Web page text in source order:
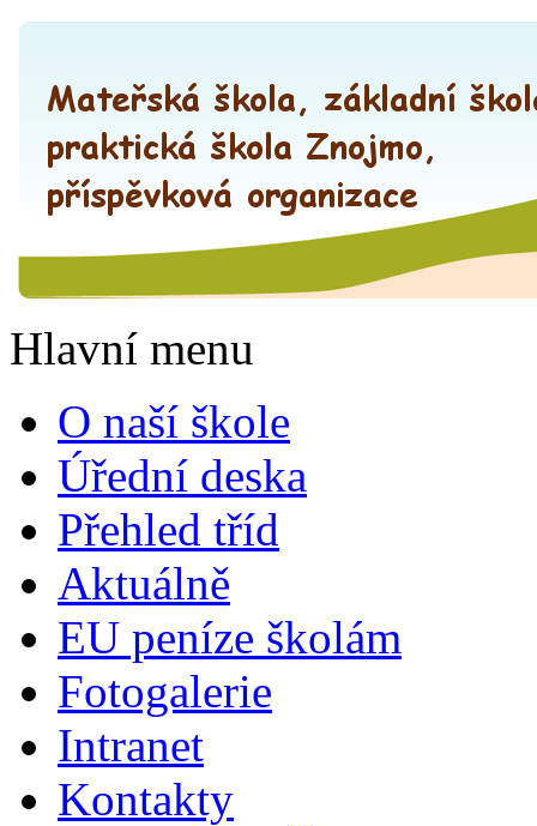
Hlavní menu
O naší škole
Úřední deska
Přehled tříd
Aktuálně
EU peníze školám
Fotogalerie
Intranet
Kontakty